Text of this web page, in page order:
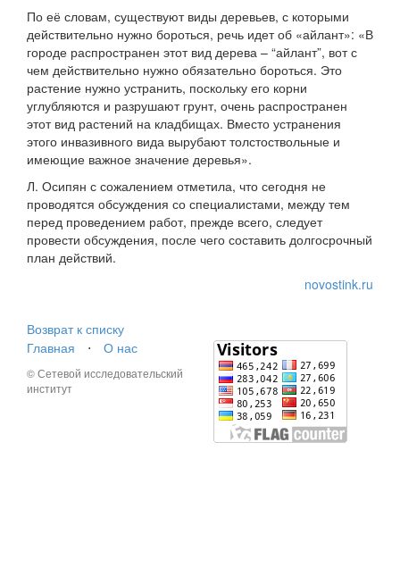
По её словам, существуют виды деревьев, с которыми
действительно нужно бороться, речь идет об «айлант»: «В
городе распространен этот вид дерева – “айлант”, вот с
чем действительно нужно обязательно бороться. Это
растение нужно устранить, поскольку его корни
углубляются и разрушают грунт, очень распространен
этот вид растений на кладбищах. Вместо устранения
этого инвазивного вида вырубают толстоствольные и
имеющие важное значение деревья».
Л. Осипян с сожалением отметила, что сегодня не
проводятся обсуждения со специалистами, между тем
перед проведением работ, прежде всего, следует
провести обсуждения, после чего составить долгосрочный
план действий.
novostink.ru
Возврат к списку
Главная
⋅ О нас
© Сетевой исследовательский
институт